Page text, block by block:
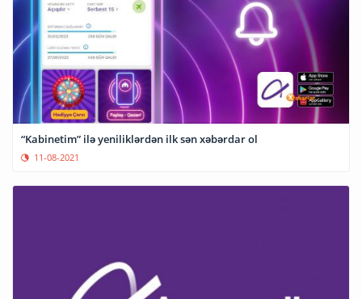
“Kabinetim” ilə yeniliklərdən ilk sən xəbərdar ol
11-08-2021